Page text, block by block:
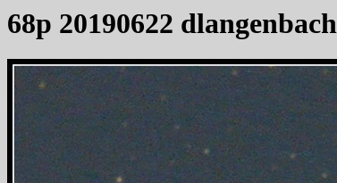
68p 20190622 dlangenbach